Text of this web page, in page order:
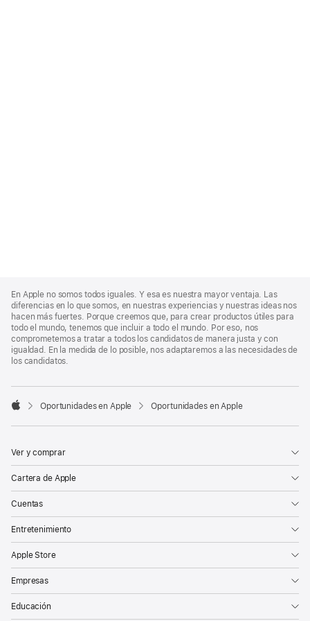
Footer
En Apple no somos todos iguales. Y esa es nuestra mayor ventaja. Las
diferencias en lo que somos, en nuestras experiencias y nuestras ideas nos
hacen más fuertes. Porque creemos que, para crear productos útiles para
todo el mundo, tenemos que incluir a todo el mundo. Por eso, nos
comprometemos a tratar a todos los candidatos de manera justa y con
igualdad. En la medida de lo posible, nos adaptaremos a las necesidades de
los candidatos.

Oportunidades en Apple Oportunidades en Apple
Ver y comprar
Cartera de Apple
Cuentas
Entretenimiento
Apple Store
Empresas
Educación